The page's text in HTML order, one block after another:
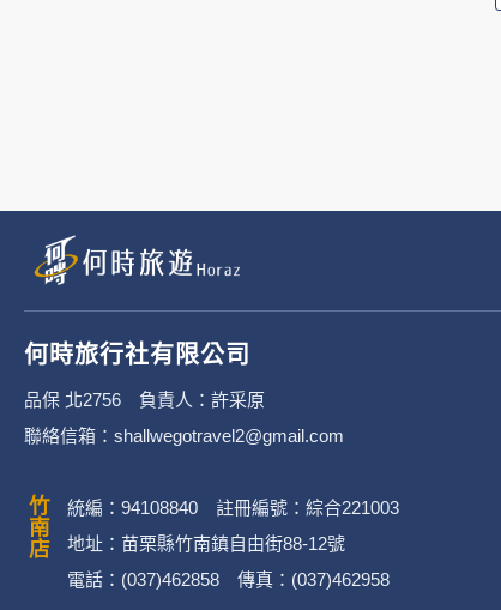
3. 您個人在何時旅行社有限
二、個資蒐集處理
2. 蒐集目的：提供本公司相關
3. 個人資料類別：
辨識個人者(包含但不限
辨識財務者(包含但不限
政府資料中之辨識者(包
何時旅行社有限公司
品保 北2756 負責人：許采原
聯絡信箱：shallwegotravel2@gmail.com
竹南店
統編：94108840 註冊編號：綜合221003
地址：苗栗縣竹南鎮自由街88-12號
電話：(037)462858 傳真：(037)462958